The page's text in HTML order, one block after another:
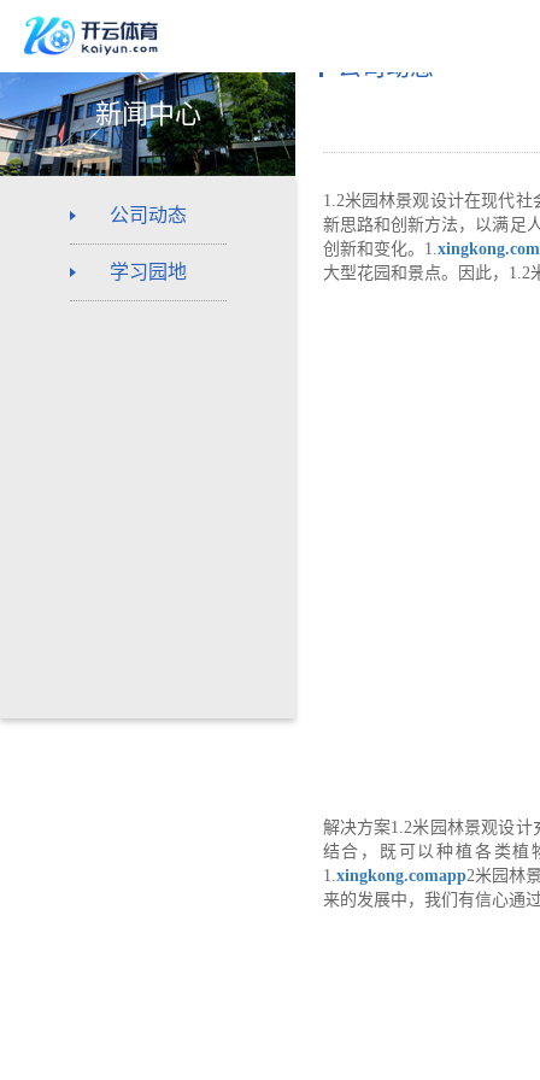
新闻中心
公司动态
学习园地
公司动态
1.2米园林景观设计在现代
新思路和创新方法，以满足
创新和变化。1.
大型花园和景点。因此，1.2
解决方案1.2米园林景观设
结合，既可以种植各类植
1.xingkong.comapp2米园林
来的发展中，我们有信心通